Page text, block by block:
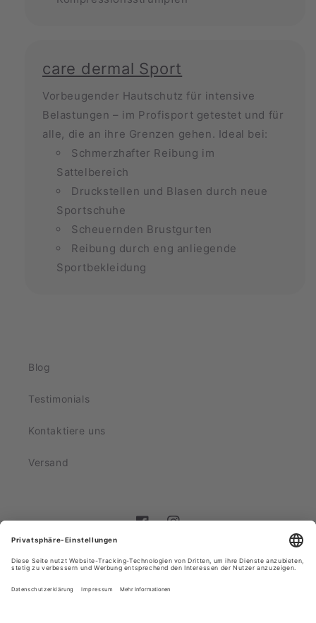
care dermal Sport
Vorbeugender Hautschutz für intensive
Belastungen – im Profisport getestet und für
alle, die an ihre Grenzen gehen. Ideal bei:
Schmerzhafter Reibung im
Sattelbereich
Druckstellen und Blasen durch neue
Sportschuhe
Scheuernden Brustgurten
Reibung durch eng anliegende
Sportbekleidung
Blog
Testimonials
Kontaktiere uns
Versand